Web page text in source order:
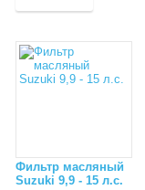
Фильтр масляный
Suzuki 9,9 - 15 л.с.